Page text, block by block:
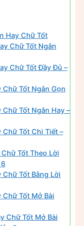
Hay Chữ Tốt
Chữ Tốt Ngắn
Chữ Tốt Đầy Đủ –
Chữ Tốt Ngắn Gọn
Chữ Tốt Ngắn Hay –
Chữ Tốt Chi Tiết –
Tốt Theo Lời
6
Chữ Tốt Bằng Lời
Chữ Tốt Mở Bài
Chữ Tốt Mở Bài